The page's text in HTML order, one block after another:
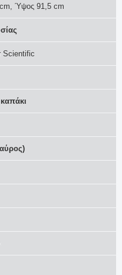
Ύψος 91,5 cm
Scientific